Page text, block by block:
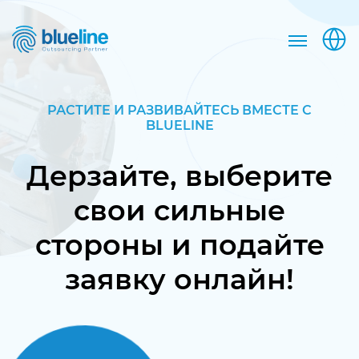
РАСТИТЕ И РАЗВИВАЙТЕСЬ ВМЕСТЕ С
BLUELINE
Дерзайте, выберите
свои сильные
стороны и подайте
заявку онлайн!